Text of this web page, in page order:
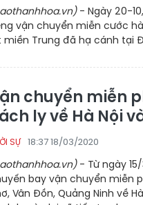
- Ngày 20-
vận chuyển miễn cước
miền Trung đã hạ cánh tại
chuyển miễn
ly về Hà Nội
SỰ 18:37 18/03/2020
- Từ ngày
bay vận chuyển miễn
Vân Đồn, Quảng Ninh về